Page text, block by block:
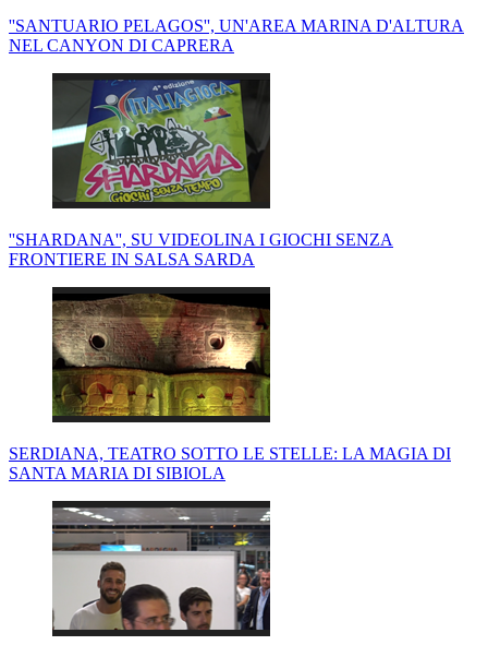
''SANTUARIO PELAGOS'', UN'AREA MARINA D'ALTURA
NEL CANYON DI CAPRERA
''SHARDANA'', SU VIDEOLINA I GIOCHI SENZA
FRONTIERE IN SALSA SARDA
SERDIANA, TEATRO SOTTO LE STELLE: LA MAGIA DI
SANTA MARIA DI SIBIOLA